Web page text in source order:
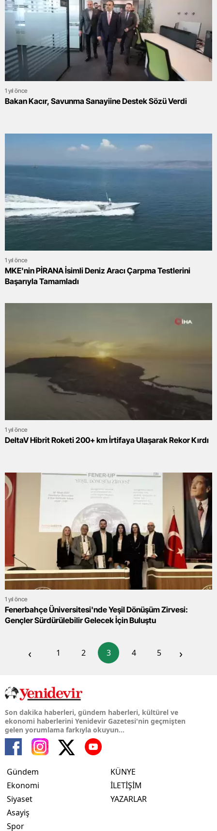
1 yıl önce
Bakan Kacır, Savunma Sanayiine Destek Sözü Verdi
1 yıl önce
MKE'nin PİRANA İsimli Deniz Aracı Çarpma Testlerini
Başarıyla Tamamladı
1 yıl önce
DeltaV Hibrit Roketi 200+ km İrtifaya Ulaşarak Rekor Kırdı
1 yıl önce
Fenerbahçe Üniversitesi'nde Yeşil Dönüşüm Zirvesi:
Gençler Sürdürülebilir Gelecek İçin Buluştu
‹ 1 2 3 4 5 ›
Son dakika haberleri, gündem haberleri, kültürel ve
ekonomi haberlerini Yenidevir Gazetesi'nin geçmişten
gelen yorumlama farkıyla okuyun...
Gündem
Ekonomi
Siyaset
Asayiş
Spor
KÜNYE
İLETİŞİM
YAZARLAR